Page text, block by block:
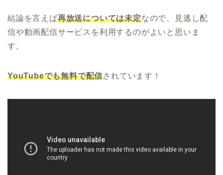
結論を言えば再放送については未定なので、見逃し配
信や動画配信サービスを利用するのがよいと思いま
す。
YouTubeでも無料で配信されています！